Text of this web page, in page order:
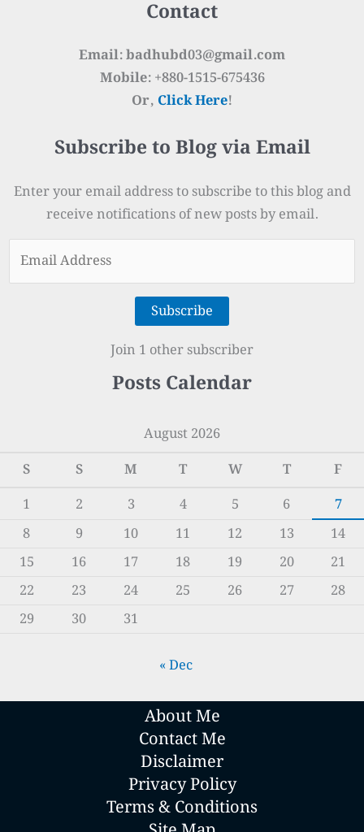
Contact
Email: badhubd03@gmail.com
Mobile: +880-1515-675436
Or, Click Here!
Subscribe to Blog via Email
Enter your email address to subscribe to this blog and
receive notifications of new posts by email.
Address
Subscribe
Join 1 other subscriber
Posts Calendar
August 2026
S
S M T W T
F
1
2 3 4 5 6
7
8
9 10 11 12 13
14
15
16 17 18 19 20
21
22
23 24 25 26 27
28
29
30 31
« Dec
About Me
Contact Me
Disclaimer
Privacy Policy
Terms & Conditions